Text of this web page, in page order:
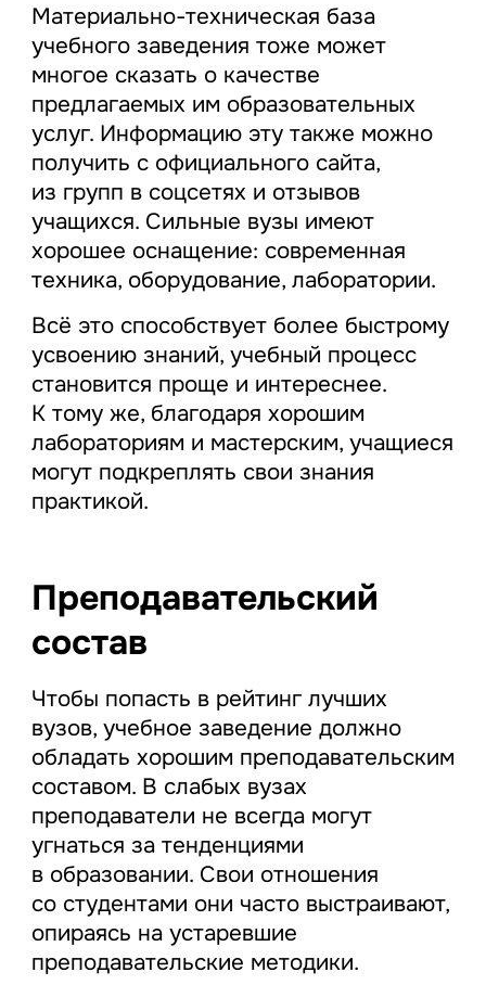
Материально-техническая база
учебного заведения тоже может
многое сказать о качестве
предлагаемых им образовательных
услуг. Информацию эту также можно
получить с официального сайта,
из групп в соцсетях и отзывов
учащихся. Сильные вузы имеют
хорошее оснащение: современная
техника, оборудование, лаборатории.
Всё это способствует более быстрому
усвоению знаний, учебный процесс
становится проще и интереснее.
К тому же, благодаря хорошим
лабораториям и мастерским, учащиеся
могут подкреплять свои знания
практикой.
Преподавательский
состав
Чтобы попасть в рейтинг лучших
вузов, учебное заведение должно
обладать хорошим преподавательским
составом. В слабых вузах
преподаватели не всегда могут
угнаться за тенденциями
в образовании. Свои отношения
со студентами они часто выстраивают,
опираясь на устаревшие
преподавательские методики.